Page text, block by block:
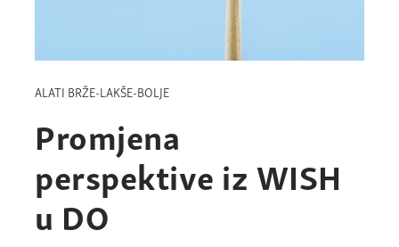
ALATI BRŽE-LAKŠE-BOLJE
Promjena
perspektive iz WISH
u DO